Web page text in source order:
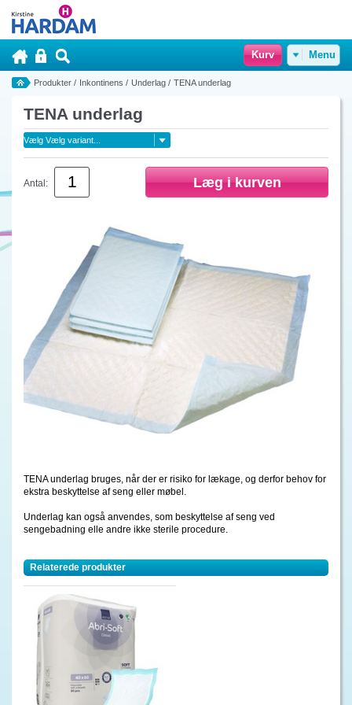
Kurv Menu
Produkter / Inkontinens / Underlag / TENA underlag
TENA underlag
Antal:
TENA underlag bruges, når der er risiko for lækage, og derfor behov for
ekstra beskyttelse af seng eller møbel.
Underlag kan også anvendes, som beskyttelse af seng ved
sengebadning elle andre ikke sterile procedure.
Relaterede produkter